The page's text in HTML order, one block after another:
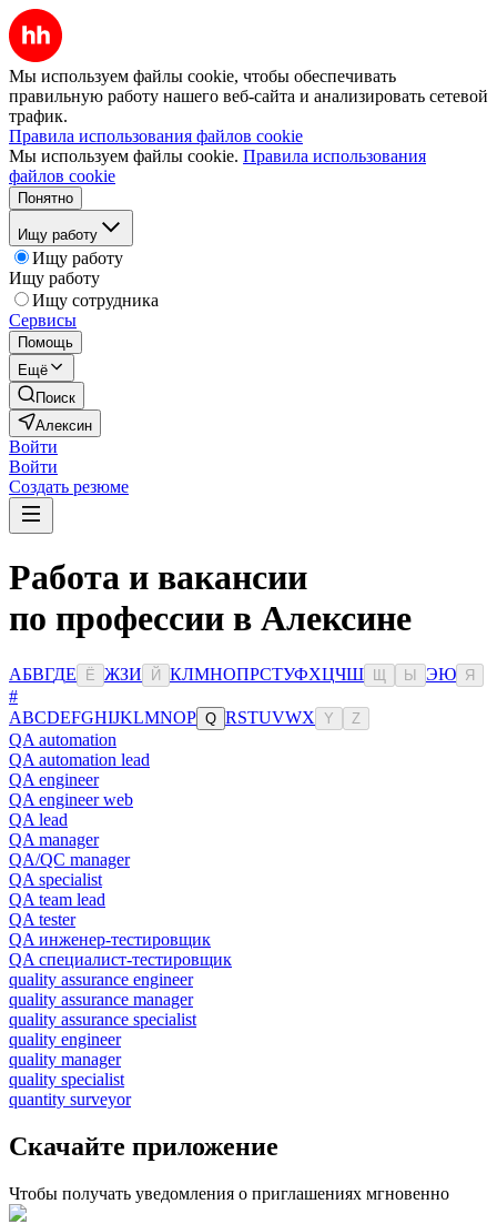
Мы используем файлы cookie, чтобы обеспечивать
правильную работу нашего веб-сайта и анализировать сетевой
трафик.
Правила использования файлов cookie
Мы используем файлы cookie. Правила использования
файлов cookie
Понятно
Ищу работу
Ищу работу
Ищу работу
Ищу сотрудника
Сервисы
Помощь
Ещё
Поиск
Алексин
Войти
Войти
Создать резюме
Работа и вакансии
по профессии в Алексине
АБВГДЕ Ё ЖЗИ Й КЛМНОПРСТУФХЦЧШ Ы ЭЮ Я
#
ABCDEFGHIJKLMNOP Q RSTUVWX Y Z
QA automation
QA automation lead
QA engineer
QA engineer web
QA lead
QA manager
QA/QC manager
QA specialist
QA team lead
QA tester
QA инженер-тестировщик
QA специалист-тестировщик
quality assurance engineer
quality assurance manager
quality assurance specialist
quality engineer
quality manager
quality specialist
quantity surveyor
Скачайте приложение
Чтобы получать уведомления о приглашениях мгновенно